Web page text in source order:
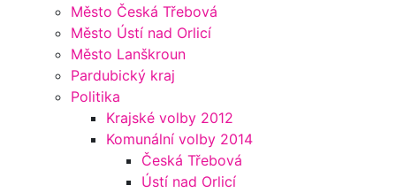
Město Česká Třebová
Město Ústí nad Orlicí
Město Lanškroun
Pardubický kraj
Politika
Krajské volby 2012
Komunální volby 2014
Česká Třebová
Ústí nad Orlicí